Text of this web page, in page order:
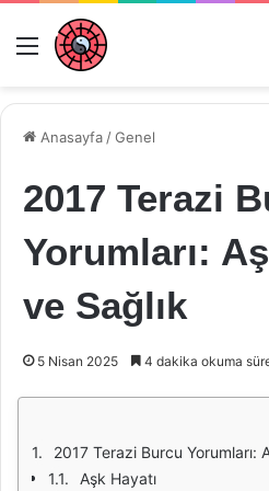
Menü
Anasayfa /Genel
2017 Terazi
Yorumları:
ve Sağlık
5 Nisan 2025 4 dakika okuma
2017 Terazi Burcu Yorumları:
Aşk Hayatı